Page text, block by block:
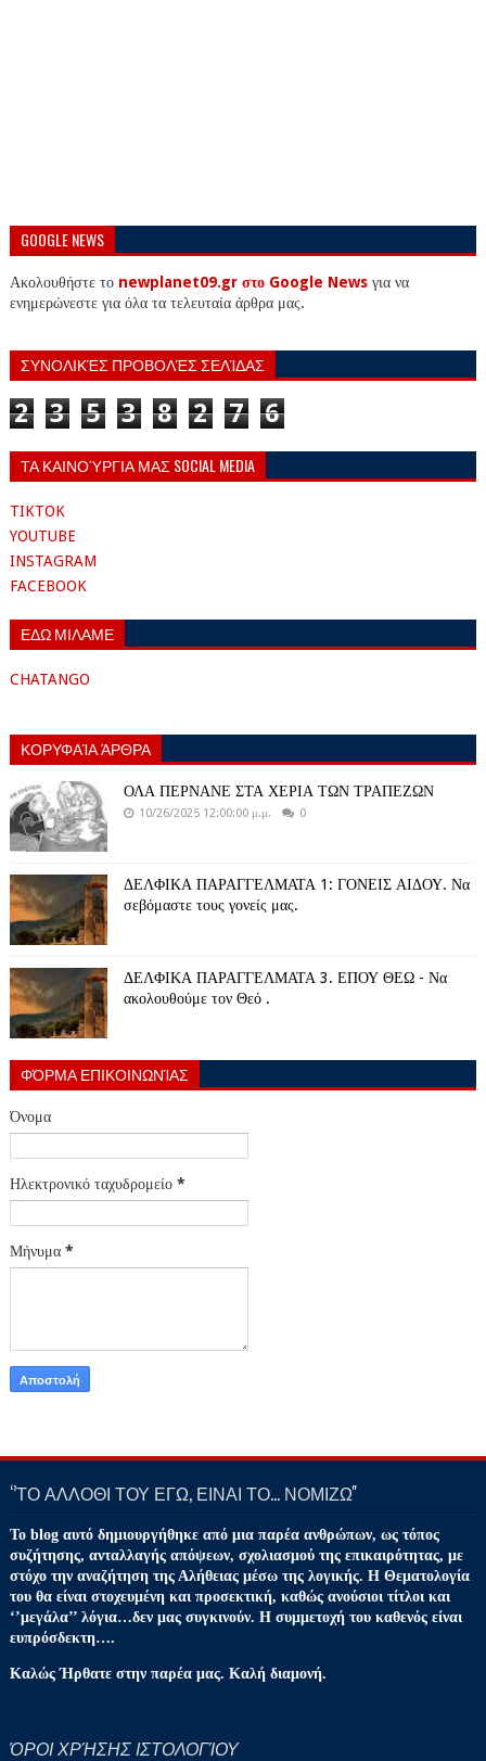
GOOGLE NEWS
Ακολουθήστε το newplanet09.gr στο Google Newsγια να
ενημερώνεστε για όλα τα τελευταία άρθρα μας.
ΣΥΝΟΛΙΚΈΣ ΠΡΟΒΟΛΈΣ ΣΕΛΊΔΑΣ
2 3 5 3 8 2 7 6
ΤΑ ΚΑΙΝΟΎΡΓΙΑ ΜΑΣ SOCIAL MEDIA
TIKTOK
YOUTUBE
INSTAGRAM
FACEBOOK
ΕΔΩ ΜΙΛΑΜΕ
CHATANGO
ΚΟΡΥΦΑΊΑ ΆΡΘΡΑ
ΟΛΑ ΠΕΡΝΑΝΕ ΣΤΑ ΧΕΡΙΑ ΤΩΝ ΤΡΑΠΕΖΩΝ
10/26/2025 12:00:00 μ.μ. 0
ΔΕΛΦΙΚΑ ΠΑΡΑΓΓΕΛΜΑΤΑ 1: ΓΟΝΕΙΣ ΑΙΔΟΥ. Να
σεβόμαστε τους γονείς μας.
ΔΕΛΦΙΚΑ ΠΑΡΑΓΓΕΛΜΑΤΑ 3. ΕΠΟΥ ΘΕΩ - Να
ακολουθούμε τον Θεό .
ΦΌΡΜΑ ΕΠΙΚΟΙΝΩΝΊΑΣ
Όνομα
Ηλεκτρονικό ταχυδρομείο *
Μήνυμα *
‘’ΤΟ ΑΛΛΟΘΙ ΤΟΥ ΕΓΩ, ΕΙΝΑΙ ΤΟ… ΝΟΜΙΖΩ''
Το blog αυτό δημιουργήθηκε από μια παρέα ανθρώπων, ως τόπος
συζήτησης, ανταλλαγής απόψεων, σχολιασμού της επικαιρότητας, με
στόχο την αναζήτηση της Αλήθειας μέσω της λογικής. Η Θεματολογία
του θα είναι στοχευμένη και προσεκτική, καθώς ανούσιοι τίτλοι και
‘’μεγάλα’’ λόγια…δεν μας συγκινούν. Η συμμετοχή του καθενός είναι
ευπρόσδεκτη….
Καλώς Ήρθατε στην παρέα μας. Καλή διαμονή.
ΌΡΟΙ ΧΡΉΣΗΣ ΙΣΤΟΛΟΓΊΟΥ